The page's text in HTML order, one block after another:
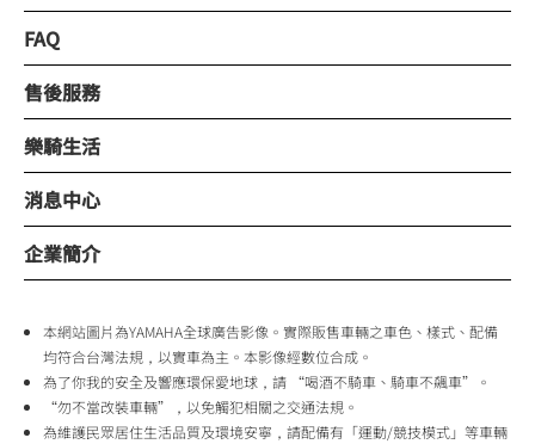
FAQ
售後服務
樂騎生活
消息中心
企業簡介
本網站圖片為YAMAHA全球廣告影像。實際販售車輛之車色、樣式、配備
均符合台灣法規，以實車為主。本影像經數位合成。
為了你我的安全及響應環保愛地球，請 “喝酒不騎車、騎車不飆車”。
“勿不當改裝車輛”，以免觸犯相關之交通法規。
為維護民眾居住生活品質及環境安寧，請配備有「運動/競技模式」等車輛